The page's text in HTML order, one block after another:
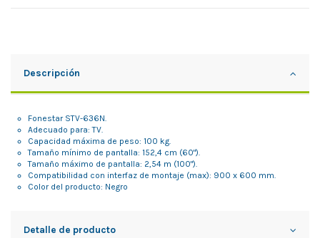
Descripción
Fonestar STV-636N.
Adecuado para: TV.
Capacidad máxima de peso: 100 kg.
Tamaño mínimo de pantalla: 152,4 cm (60").
Tamaño máximo de pantalla: 2,54 m (100").
Compatibilidad con interfaz de montaje (max): 900 x 600 mm.
Color del producto: Negro
Detalle de producto